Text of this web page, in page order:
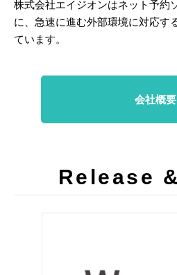
株式会社エイジオンはネット予約
に、急速に進む外部環境に対応す
ています。
会社概要
Release